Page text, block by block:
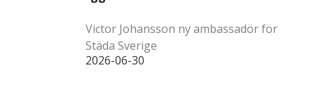
Victor Johansson ny ambassadör för
Städa Sverige
2026-06-30